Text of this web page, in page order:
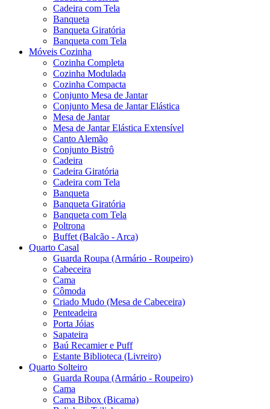
Cadeira com Tela
Banqueta
Banqueta Giratória
Banqueta com Tela
Móveis Cozinha
Cozinha Completa
Cozinha Modulada
Cozinha Compacta
Conjunto Mesa de Jantar
Conjunto Mesa de Jantar Elástica
Mesa de Jantar
Mesa de Jantar Elástica Extensível
Canto Alemão
Conjunto Bistrô
Cadeira
Cadeira Giratória
Cadeira com Tela
Banqueta
Banqueta Giratória
Banqueta com Tela
Poltrona
Buffet (Balcão - Arca)
Quarto Casal
Guarda Roupa (Armário - Roupeiro)
Cabeceira
Cama
Cômoda
Criado Mudo (Mesa de Cabeceira)
Penteadeira
Porta Jóias
Sapateira
Baú Recamier e Puff
Estante Biblioteca (Livreiro)
Quarto Solteiro
Guarda Roupa (Armário - Roupeiro)
Cama
Cama Bibox (Bicama)